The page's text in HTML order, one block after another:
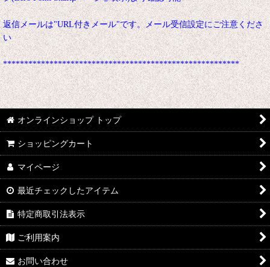
返信メールは"URL付きメール"です。メール受信設定にご注意くださ
い
********************************************************
オンラインショップ トップ
ショッピングカート
マイページ
最近チェックしたアイテム
特定商取引法表示
ご利用案内
お問い合わせ